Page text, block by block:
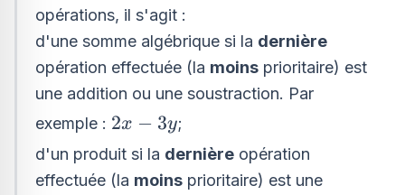
opérations, il s'agit :
d'une somme algébrique si la dernière
opération effectuée (la moins prioritaire) est
une addition ou une soustraction. Par
exemple : 2x
-
3y
2x − 3y;
d'un produit si la dernière opération
effectuée (la moins prioritaire) est une